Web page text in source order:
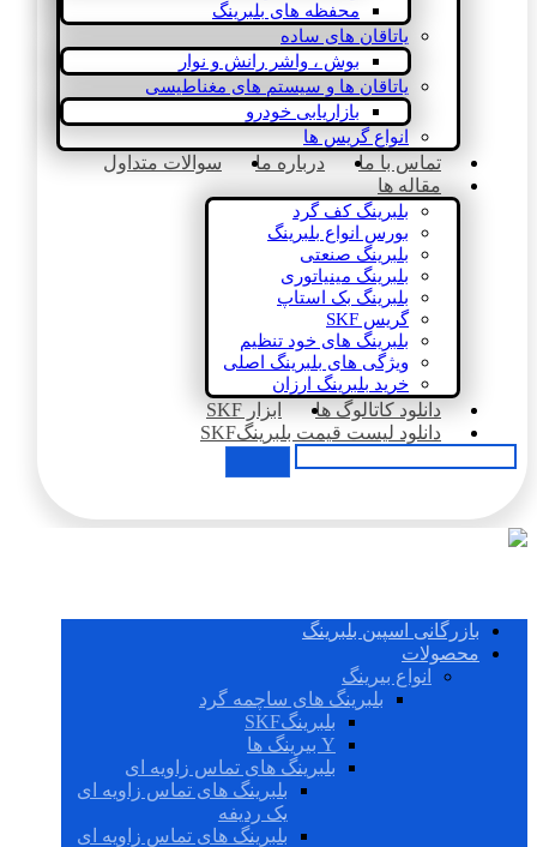
محفظه های بلبرینگ
یاتاقان های ساده
بوش ، واشر رانش و نوار
یاتاقان ها و سیستم های مغناطیسی
بازاریابی خودرو
انواع گریس ها
تماس با ما درباره ما
سوالات متداول
مقاله ها
بلبرینگ کف گرد
بورس انواع بلبرینگ
بلبرینگ صنعتی
بلبرینگ مینیاتوری
بلبرینگ بک استاپ
گریس SKF
بلبرینگ های خود تنظیم
ویژگی های بلبرینگ اصلی
خرید بلبرینگ ارزان
دانلود کاتالوگ ها
ابزار SKF
دانلود لیست قیمت بلبرینگSKF
بازرگانی اسپین بلبرینگ
محصولات
انواع بیرینگ
بلبرینگ های ساچمه گرد
بلبرینگSKF
Y بیرینگ ها
بلبرینگ های تماس زاویه ای
بلبرینگ های تماس زاویه ای
یک ردیفه
بلبرینگ های تماس زاویه ای